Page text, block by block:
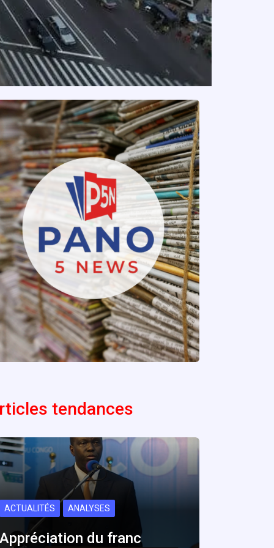
tendances
ACTUALITÉS ANALYSES
Appréciation du franc